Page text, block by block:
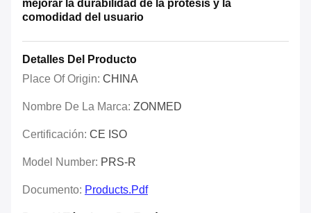
mejorar la durabilidad de la prótesis y la
comodidad del usuario
Detalles Del Producto
Place Of Origin: CHINA
Nombre De La Marca: ZONMED
Certificación: CE ISO
Model Number: PRS-R
Documento: Products.pdf